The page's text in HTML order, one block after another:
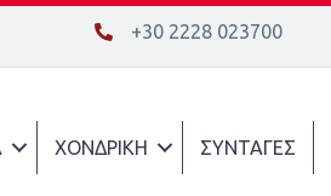
+30 2228 023700
+30 2228 023700
ΧΟΝΔΡΙΚΗ ΣΥΝΤΑΓΕΣ